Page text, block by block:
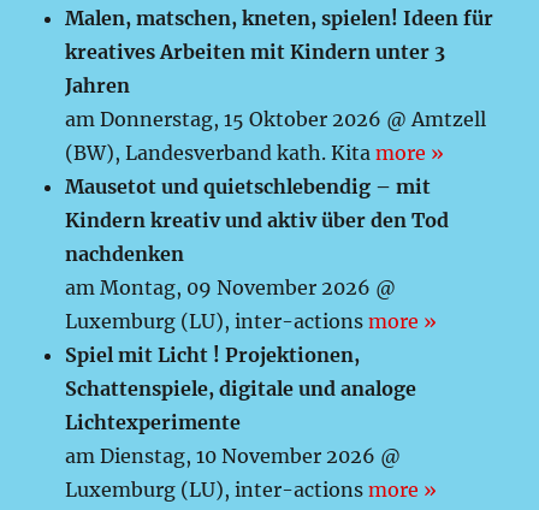
Malen, matschen, kneten, spielen! Ideen für
kreatives Arbeiten mit Kindern unter 3
Jahren
am Donnerstag, 15 Oktober 2026 @ Amtzell
(BW), Landesverband kath. Kitamore »
Mausetot und quietschlebendig – mit
Kindern kreativ und aktiv über den Tod
nachdenken
am Montag, 09 November 2026 @
Luxemburg (LU), inter-actionsmore »
Spiel mit Licht ! Projektionen,
Schattenspiele, digitale und analoge
Lichtexperimente
am Dienstag, 10 November 2026 @
Luxemburg (LU), inter-actionsmore »